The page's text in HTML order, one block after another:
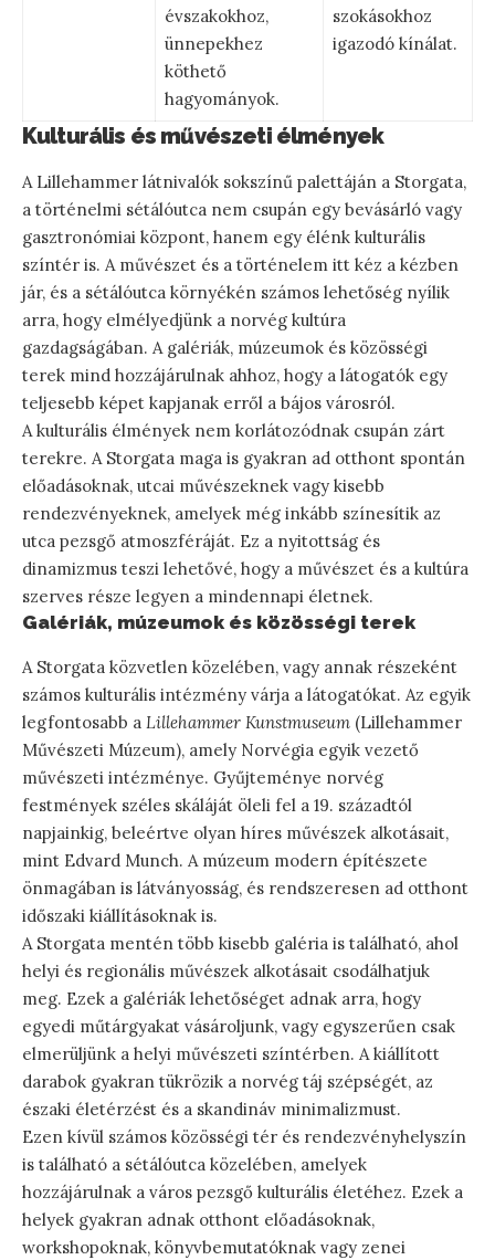
évszakokhoz,
ünnepekhez
köthető
hagyományok.
szokásokhoz
igazodó kínálat.
Kulturális és művészeti élmények
A Lillehammer látnivalók sokszínű palettáján a Storgata,
a történelmi sétálóutca nem csupán egy bevásárló vagy
gasztronómiai központ, hanem egy élénk kulturális
színtér is. A művészet és a történelem itt kéz a kézben
jár, és a sétálóutca környékén számos lehetőség nyílik
arra, hogy elmélyedjünk a norvég kultúra
gazdagságában. A galériák, múzeumok és közösségi
terek mind hozzájárulnak ahhoz, hogy a látogatók egy
teljesebb képet kapjanak erről a bájos városról.
A kulturális élmények nem korlátozódnak csupán zárt
terekre. A Storgata maga is gyakran ad otthont spontán
előadásoknak, utcai művészeknek vagy kisebb
rendezvényeknek, amelyek még inkább színesítik az
utca pezsgő atmoszféráját. Ez a nyitottság és
dinamizmus teszi lehetővé, hogy a művészet és a kultúra
szerves része legyen a mindennapi életnek.
Galériák, múzeumok és közösségi terek
A Storgata közvetlen közelében, vagy annak részeként
számos kulturális intézmény várja a látogatókat. Az egyik
legfontosabb a Lillehammer Kunstmuseum (Lillehammer
Művészeti Múzeum), amely Norvégia egyik vezető
művészeti intézménye. Gyűjteménye norvég
festmények széles skáláját öleli fel a 19. századtól
napjainkig, beleértve olyan híres művészek alkotásait,
mint Edvard Munch. A múzeum modern építészete
önmagában is látványosság, és rendszeresen ad otthont
időszaki kiállításoknak is.
A Storgata mentén több kisebb galéria is található, ahol
helyi és regionális művészek alkotásait csodálhatjuk
meg. Ezek a galériák lehetőséget adnak arra, hogy
egyedi műtárgyakat vásároljunk, vagy egyszerűen csak
elmerüljünk a helyi művészeti színtérben. A kiállított
darabok gyakran tükrözik a norvég táj szépségét, az
északi életérzést és a skandináv minimalizmust.
Ezen kívül számos közösségi tér és rendezvényhelyszín
is található a sétálóutca közelében, amelyek
hozzájárulnak a város pezsgő kulturális életéhez. Ezek a
helyek gyakran adnak otthont előadásoknak,
workshopoknak, könyvbemutatóknak vagy zenei